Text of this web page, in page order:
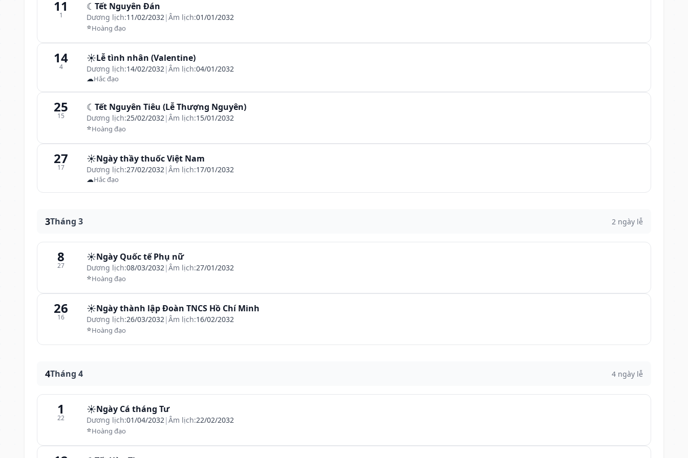
11
1
☾ Tết Nguyên Đán
Dương lịch:11/02/2032|Âm lịch:01/01/2032
⭐Hoàng đạo
14
4
☀️Lễ tình nhân (Valentine)
Dương lịch:14/02/2032|Âm lịch:04/01/2032
☁Hắc đạo
25
15
☾ Tết Nguyên Tiêu (Lễ Thượng Nguyên)
Dương lịch:25/02/2032|Âm lịch:15/01/2032
⭐Hoàng đạo
27
17
☀️Ngày thầy thuốc Việt Nam
Dương lịch:27/02/2032|Âm lịch:17/01/2032
☁Hắc đạo
3Tháng 3 2 ngày lễ
8
27
☀️Ngày Quốc tế Phụ nữ
Dương lịch:08/03/2032|Âm lịch:27/01/2032
⭐Hoàng đạo
26
16
☀️Ngày thành lập Đoàn TNCS Hồ Chí Minh
Dương lịch:26/03/2032|Âm lịch:16/02/2032
⭐Hoàng đạo
4Tháng 4 4 ngày lễ
1
22
☀️Ngày Cá tháng Tư
Dương lịch:01/04/2032|Âm lịch:22/02/2032
⭐Hoàng đạo